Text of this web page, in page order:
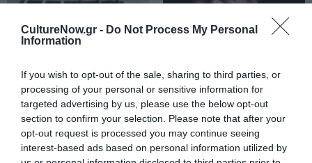
CultureNow.gr - Do Not Process My Personal
Information
If you wish to opt-out of the sale, sharing to third parties, or
processing of your personal or sensitive information for
targeted advertising by us, please use the below opt-out
section to confirm your selection. Please note that after your
opt-out request is processed you may continue seeing
interest-based ads based on personal information utilized by
ΦΕΣΤΙΒΑΛ / ΝΕΑ
4ο Φεστιβάλ
Λαϊκής Κιθάρας
στο Λιμάνι
ΜΟΥΣΙΚΗ / ΜΟΥΣΙΚΑ ΝΕΑ
Στους δρόμους
του Ρεμπέτικου:
Ο Γιώργος